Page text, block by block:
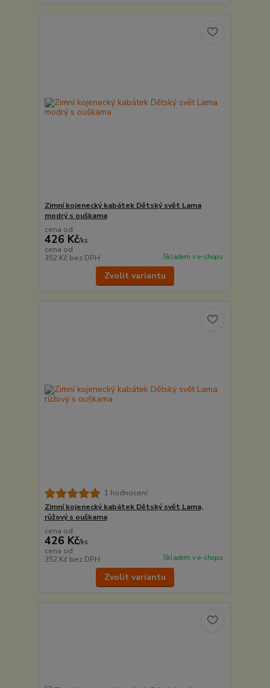
Zimní kojenecký kabátek Dětský svět Lama
modrý s ouškama
cena od
426 Kč/ks
cena od
352 Kč bez DPH Skladem v e-shopu
Zvolit variantu
1 hodnocení
Zimní kojenecký kabátek Dětský svět Lama,
růžový s ouškama
cena od
426 Kč/ks
cena od
352 Kč bez DPH Skladem v e-shopu
Zvolit variantu